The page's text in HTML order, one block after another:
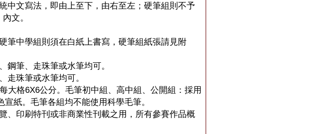
中文寫法，即由上至下，由右至左；硬筆組則不予
文。
筆中學組則須在白紙上書寫，硬筆組紙張請見附
鋼筆、走珠筆或水筆均可。
走珠筆或水筆均可。
大格6X6公分。毛筆初中組、高中組、公開組：採用
紙。毛筆各組均不能使用科學毛筆。
、印刷特刊或非商業性刊載之用，所有參賽作品概